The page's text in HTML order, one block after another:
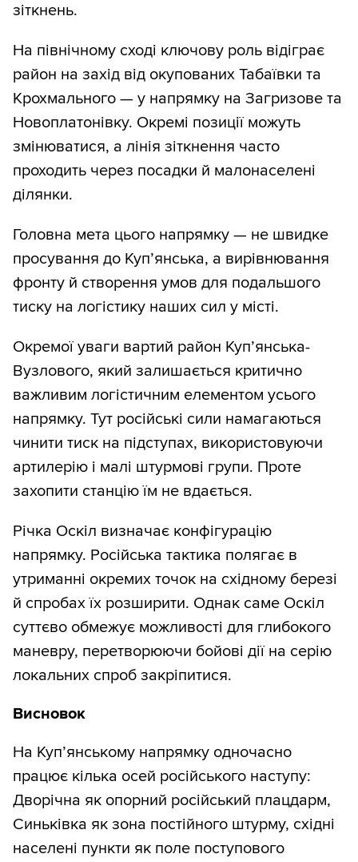
зіткнень.
На північному сході ключову роль відіграє
район на захід від окупованих Табаївки та
Крохмального — у напрямку на Загризове та
Новоплатонівку. Окремі позиції можуть
змінюватися, а лінія зіткнення часто
проходить через посадки й малонаселені
ділянки.
Головна мета цього напрямку — не швидке
просування до Куп’янська, а вирівнювання
фронту й створення умов для подальшого
тиску на логістику наших сил у місті.
Окремої уваги вартий район Куп’янська-
Вузлового, який залишається критично
важливим логістичним елементом усього
напрямку. Тут російські сили намагаються
чинити тиск на підступах, використовуючи
артилерію і малі штурмові групи. Проте
захопити станцію їм не вдається.
Річка Оскіл визначає конфігурацію
напрямку. Російська тактика полягає в
утриманні окремих точок на східному березі
й спробах їх розширити. Однак саме Оскіл
суттєво обмежує можливості для глибокого
маневру, перетворюючи бойові дії на серію
локальних спроб закріпитися.
Висновок
На Куп’янському напрямку одночасно
працює кілька осей російського наступу:
Дворічна як опорний російський плацдарм,
Синьківка як зона постійного штурму, східні
населені пункти як поле поступового